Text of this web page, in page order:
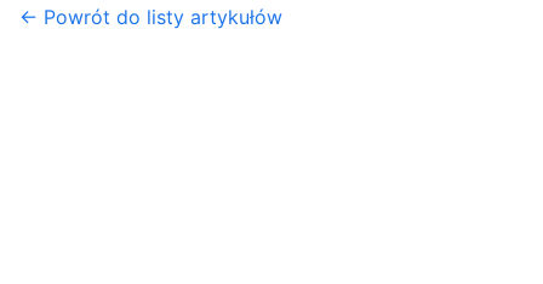
← Powrót do listy artykułów